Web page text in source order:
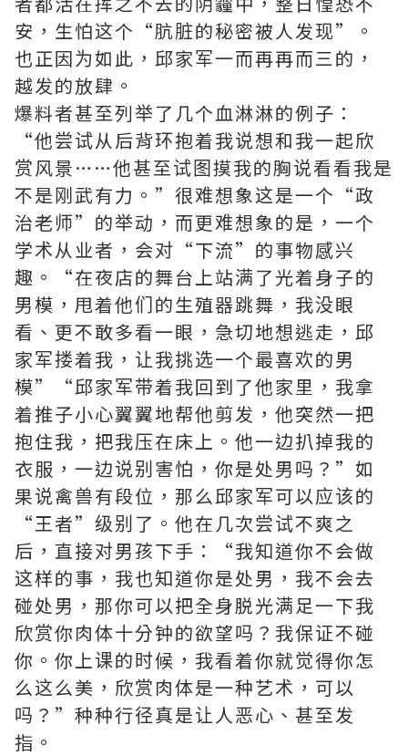
安，生怕这个“肮脏的秘密被人发现”。
也正因为如此，邱家军一而再再而三的，
越发的放肆。
爆料者甚至列举了几个血淋淋的例子：
“他尝试从后背环抱着我说想和我一起欣
赏风景……他甚至试图摸我的胸说看看我是
不是刚武有力。”很难想象这是一个“政
治老师”的举动，而更难想象的是，一个
学术从业者，会对“下流”的事物感兴
趣。“在夜店的舞台上站满了光着身子的
男模，甩着他们的生殖器跳舞，我没眼
看、更不敢多看一眼，急切地想逃走，邱
家军搂着我，让我挑选一个最喜欢的男
模”“邱家军带着我回到了他家里，我拿
着推子小心翼翼地帮他剪发，他突然一把
抱住我，把我压在床上。他一边扒掉我的
衣服，一边说别害怕，你是处男吗？”如
果说禽兽有段位，那么邱家军可以应该的
“王者”级别了。他在几次尝试不爽之
后，直接对男孩下手：“我知道你不会做
这样的事，我也知道你是处男，我不会去
碰处男，那你可以把全身脱光满足一下我
欣赏你肉体十分钟的欲望吗？我保证不碰
你。你上课的时候，我看着你就觉得你怎
么这么美，欣赏肉体是一种艺术，可以
吗？”种种行径真是让人恶心、甚至发
指。